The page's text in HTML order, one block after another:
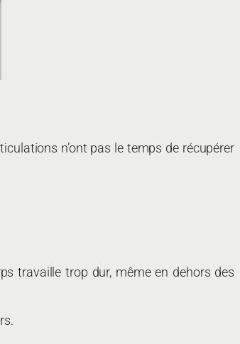
n’ont pas le temps de récupérer
travaille trop dur, même en dehors des